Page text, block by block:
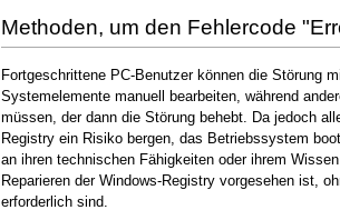
Methoden, um den Fehlercode
Fortgeschrittene PC-Benutzer können die Störung
Systemelemente manuell bearbeiten, während
müssen, der dann die Störung behebt. Da jedoch
Registry ein Risiko bergen, das Betriebssystem
an ihren technischen Fähigkeiten oder ihrem
Reparieren der Windows-Registry vorgesehen ist,
erforderlich sind.